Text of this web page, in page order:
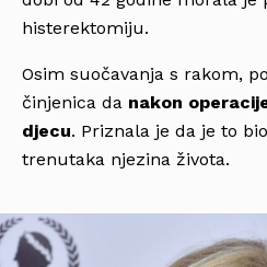
histerektomiju.
Osim suočavanja s rakom,
činjenica da nakon
djecu. Priznala je da je to
trenutaka njezina života.